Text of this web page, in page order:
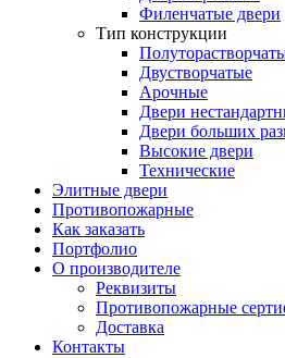
Филенчатые двери
Тип конструкции
Двустворчатые
Арочные
Двери
Двери больших
Высокие двери
Технические
Элитные двери
Противопожарные
Как заказать
Портфолио
О производителе
Реквизиты
Противопожарные
Доставка
Контакты